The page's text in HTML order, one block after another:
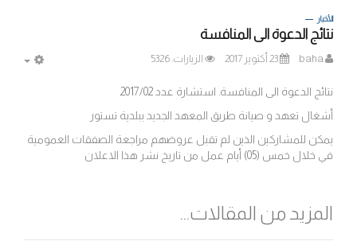
الأخبار
نتائج الدعوة الى المنافسة
baha 23 أكتوير 2017 الزيارات: 5326
نتائج الدعوة الى المنافسة. استشارة عدد 2017/02
أشغال تعهد و صيانة طريق المعهد الجديد ببلدية تستور
يمكن للمشاركين الذين لم تقبل عروضهم مراجعة الصفقات العمومية
في خلال خمس (05) أيام عمل من تاريخ نشر هذا الاعلان
المزيد من المقالات...